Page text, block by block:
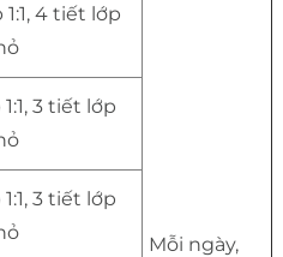
Mỗi ngày,
4 tiết lớp
3 tiết lớp
3 tiết lớp